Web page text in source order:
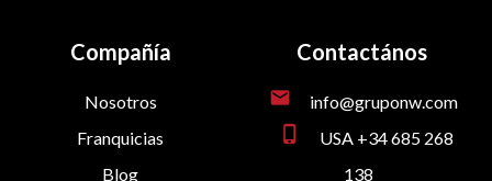
Contactános
mail info@gruponw.com
phone_iphone
USA +34 685 268
138
Compañía
Nosotros
Franquicias
Blog